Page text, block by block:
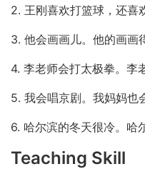
2. 王刚喜欢打篮球，还喜
3. 他会画画儿。他的画画
4. 李老师会打太极拳。李
5. 我会唱京剧。我妈妈也
6. 哈尔滨的冬天很冷。哈
Teaching Skill